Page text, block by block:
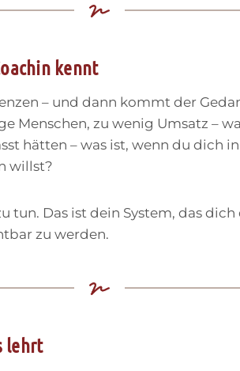
kennt
– und dann kommt der
Menschen, zu wenig Umsatz –
hätten – was ist, wenn du dich
willst?
tun. Das ist dein System, das
zu werden.
lehrt